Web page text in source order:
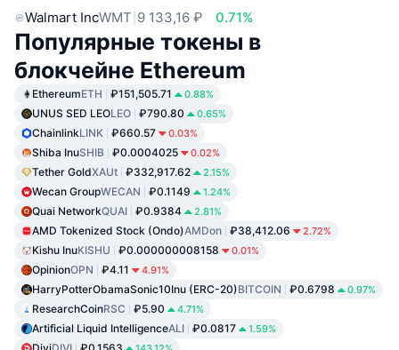
Walmart IncWMT 9 133,16 ₽ 0.71%
Популярные токены в
блокчейне Ethereum
EthereumETH ₽151,505.71 0.88%
UNUS SED LEOLEO ₽790.80 0.65%
ChainlinkLINK ₽660.57 0.03%
Shiba InuSHIB ₽0.0004025 0.02%
Tether GoldXAUt ₽332,917.62 2.15%
Wecan GroupWECAN ₽0.1149 1.24%
Quai NetworkQUAI ₽0.9384 2.81%
AMD Tokenized Stock (Ondo)AMDon ₽38,412.06 2.72%
Kishu InuKISHU ₽0.000000008158 0.01%
OpinionOPN ₽4.11 4.91%
HarryPotterObamaSonic10Inu (ERC-20)BITCOIN ₽0.6798 0.97%
ResearchCoinRSC ₽5.90 4.71%
Artificial Liquid IntelligenceALI ₽0.0817 1.59%